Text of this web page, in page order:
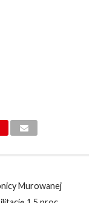
Murowanej